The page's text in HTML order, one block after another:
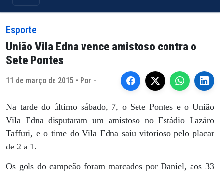
Esporte
União Vila Edna vence amistoso contra o
Sete Pontes
11 de março de 2015 • Por -
Na tarde do último sábado, 7, o Sete Pontes e o União
Vila Edna disputaram um amistoso no Estádio Lazáro
Taffuri, e o time do Vila Edna saiu vitorioso pelo placar
de 2 a 1.
Os gols do campeão foram marcados por Daniel, aos 33